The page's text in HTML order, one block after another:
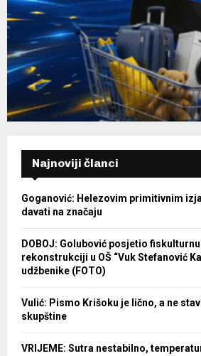
Najnoviji članci
Goganović: Helezovim primitivnim
davati na značaju
DOBOJ: Golubović posjetio
rekonstrukciji u OŠ “Vuk Stefanović
udžbenike (FOTO)
Vulić: Pismo Krišoku je lično, a ne
skupštine
VRIJEME: Sutra nestabilno,